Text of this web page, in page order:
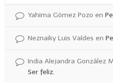
Yahima Gómez Pozo en
Neznaiky Luis Valdes en
India Alejandra González
Ser feliz.